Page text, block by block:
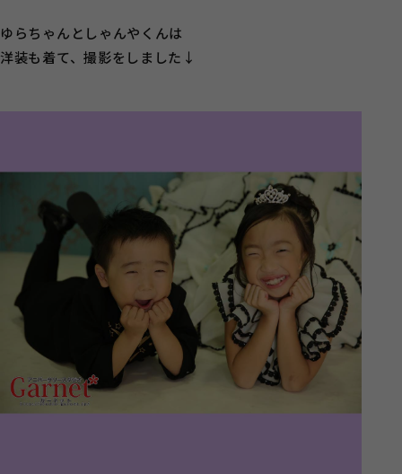
ゆらちゃんとしゃんやくんは
洋装も着て、撮影をしました↓